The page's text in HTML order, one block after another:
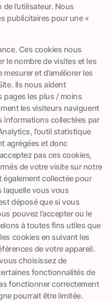
l’utilisateur. Nous
publicitaires pour une «
Ces cookies nous
le nombre de visites et les
et d’améliorer les
Ils nous aident
pages les plus / moins
les visiteurs naviguent
informations collectées par
l’outil statistique
agrégées et donc
pas ces cookies,
de votre visite sur notre
également collectée pour
laquelle vous vous
déposé que si vous
pouvez l’accepter ou le
à toutes fins utiles que
cookies en suivant les
de votre appareil.
choisissez de
fonctionnalités de
fonctionner correctement
pourrait être limitée.